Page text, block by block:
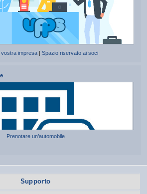
vostra impresa |Spazio riservato ai soci
Prenotare un’automobile
Supporto